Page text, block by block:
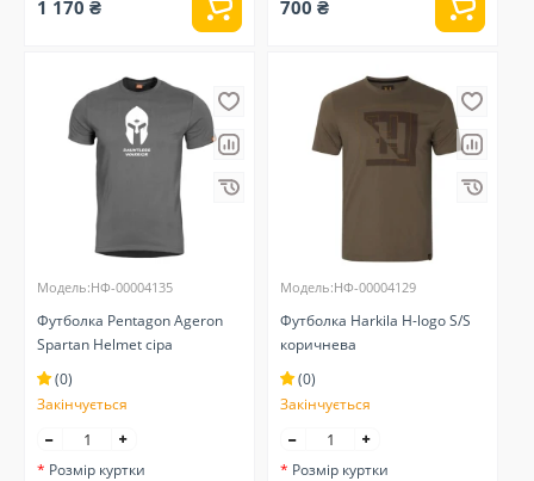
1 170 ₴ 700 ₴
Модель:НФ-00004135
Футболка Pentagon Ageron
Spartan Helmet сіра
(0)
Закінчується
Розмір куртки
Модель:НФ-00004129
Футболка Harkila H-logo S/S
коричнева
(0)
Закінчується
Розмір куртки